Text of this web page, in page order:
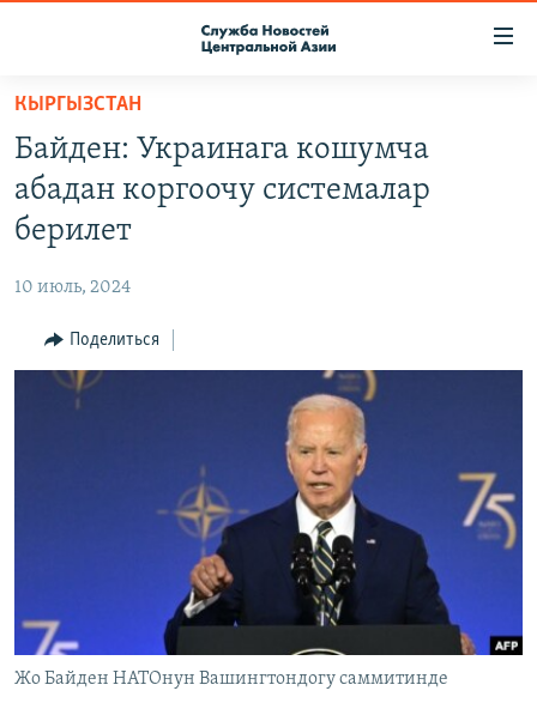
Вернуться
основному
содержанию
Вернутся
главной
Вернутся
ПОДПИСКА
КОНТАКТЫ
НАСТОЯЩЕЕ ВРЕМЯ
МИГРАНТ МЕДИА
КЫРГЫЗСТАН
Байден: Украинага кошумча
абадан коргоочу системалар
берилет
10 июль, 2024
Поделиться
Жо Байден НАТОнун Вашингтондогу саммитинде